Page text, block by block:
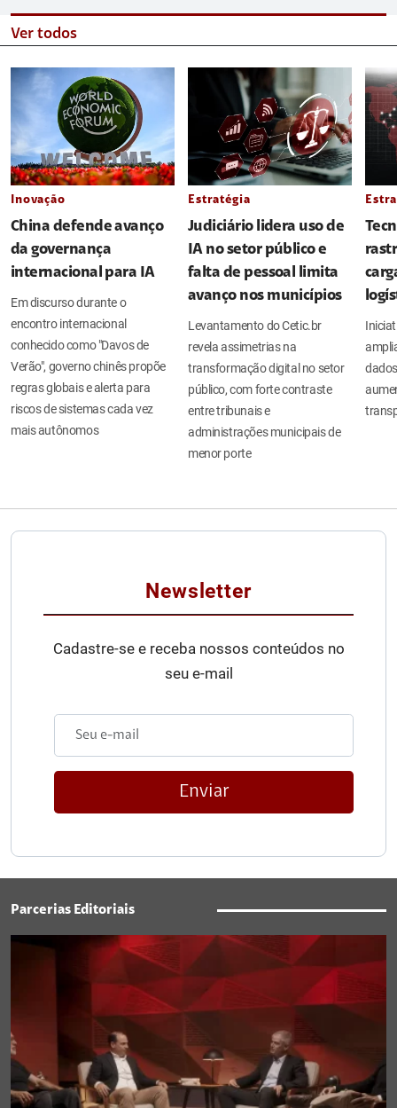
Ver todos
Inovação
China defende avanço
da governança
internacional para IA
Em discurso durante o
encontro internacional
conhecido como "Davos de
Verão", governo chinês propõe
regras globais e alerta para
riscos de sistemas cada vez
mais autônomos
Estratégia
Judiciário lidera uso de
IA no setor público e
falta de pessoal limita
avanço nos municípios
Levantamento do Cetic.br
revela assimetrias na
transformação digital no setor
público, com forte contraste
entre tribunais e
administrações municipais de
menor porte
Newsletter
Cadastre-se e receba nossos conteúdos no
seu e-mail
Enviar
Parcerias Editoriais